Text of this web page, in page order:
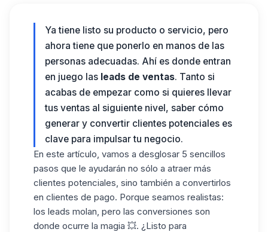
Ya tiene listo su producto o servicio, pero
ahora tiene que ponerlo en manos de las
personas adecuadas. Ahí es donde entran
en juego las leads de ventas​. Tanto si
acabas de empezar como si quieres llevar
tus ventas al siguiente nivel, saber cómo
generar y convertir clientes potenciales es
clave para impulsar tu negocio.
En este artículo, vamos a desglosar 5 sencillos
pasos que le ayudarán no sólo a atraer más
clientes potenciales, sino también a convertirlos
en clientes de pago. Porque seamos realistas:
los leads molan, pero las conversiones son
donde ocurre la magia 💥. ¿Listo para